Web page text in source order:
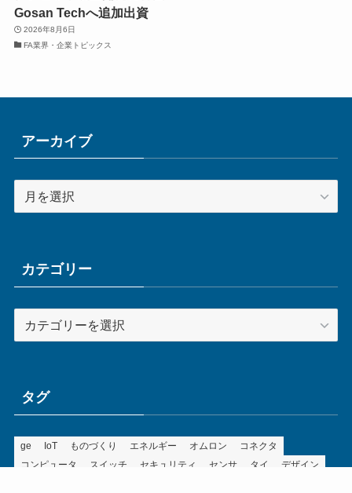
Gosan Techへ追加出資
2026年8月6日
FA業界・企業トピックス
アーカイブ
ー
ブカテゴリー
ータグ
ge IoT ものづくり エネルギー オムロン
コネクタ
コンピュータ
スイッチ セキュリティ センサ タイ
デザイン